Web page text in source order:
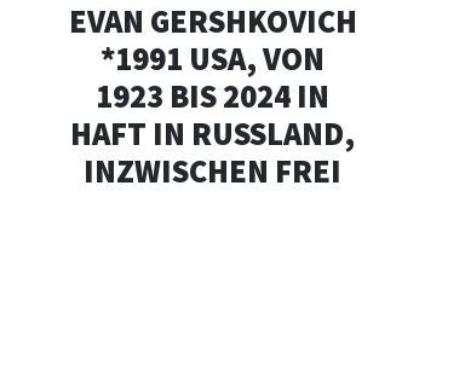
EVAN GERSHKOVICH
*1991 USA, VON
1923 BIS 2024 IN
HAFT IN RUSSLAND,
INZWISCHEN FREI